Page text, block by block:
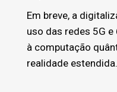
Em breve, a
uso das redes 5G
à computação
realidade estendida.